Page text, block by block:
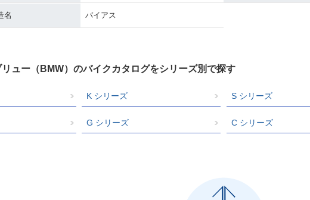
名 バイアス
リュー（BMW）のバイクカタログをシリーズ別で探す
K シリーズ S シリーズ
G シリーズ C シリーズ